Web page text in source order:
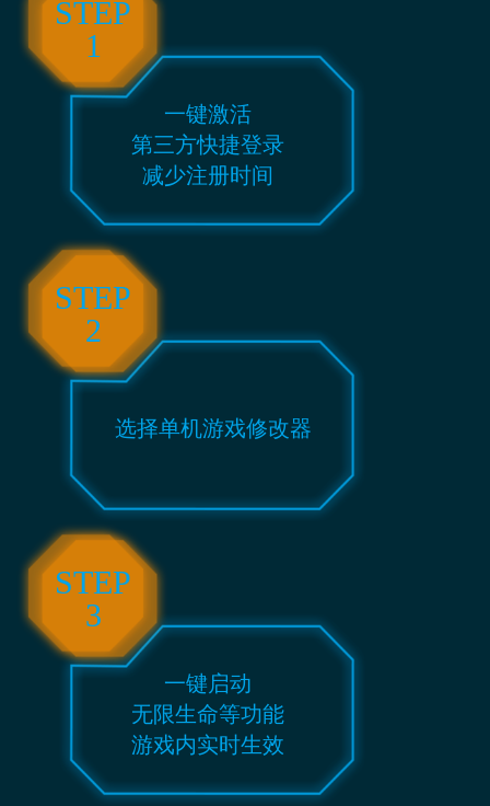
STEP
1
一键激活
第三方快捷登录
减少注册时间
STEP
2
选择单机游戏修改器
STEP
3
一键启动
无限生命等功能
游戏内实时生效